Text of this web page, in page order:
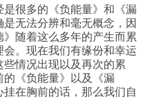
很多的《负能量》和《漏
无法分辨和毫无概念，因
随着这么多年的产生而累
。现在我们有缘份和幸运
情况出现以及再次的累
《负能量》以及《漏
在胸前的话，那么我们自